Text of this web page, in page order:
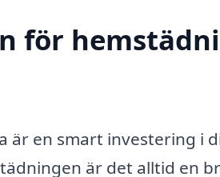
för
är en smart investering i
är det alltid en